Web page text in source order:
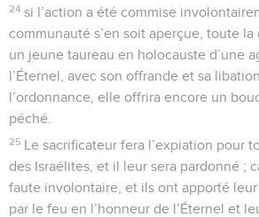
24 si l’action a été commise
communauté s’en soit aperçue, toute
un jeune taureau en holocauste d’une
l’Éternel, avec son offrande et sa
l’ordonnance, elle offrira encore un
péché.
25 Le sacrificateur fera l’expiation pour
des Israélites, et il leur sera pardonné ;
faute involontaire, et ils ont apporté
par le feu en l’honneur de l’Éternel et